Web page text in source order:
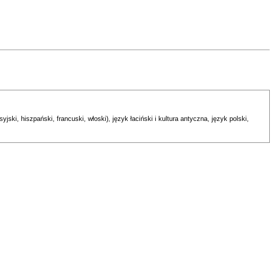
hiszpański, francuski, włoski), język łaciński i kultura antyczna, język polski,